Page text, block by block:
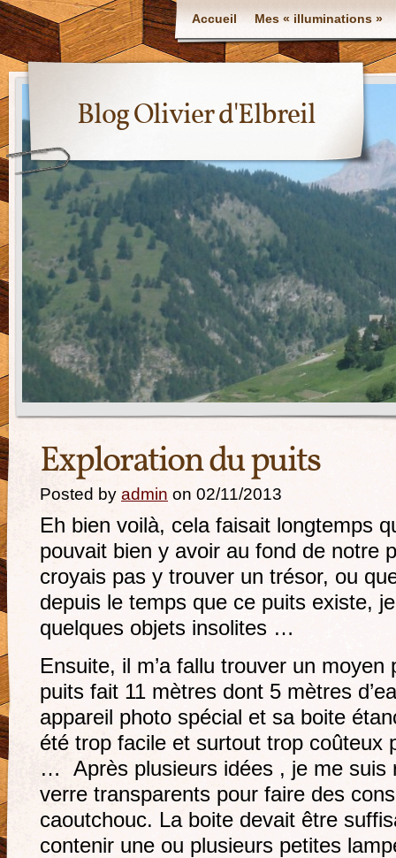
Accueil Mes « illuminations »
Blog Olivier d'Elbreil
Exploration du puits
Posted by admin on 02/11/2013
Eh bien voilà, cela faisait longtemps
pouvait bien y avoir au fond de notre
croyais pas y trouver un trésor, ou
depuis le temps que ce puits existe,
quelques objets insolites …
Ensuite, il m’a fallu trouver un moyen
puits fait 11 mètres dont 5 mètres
appareil photo spécial et sa boite
été trop facile et surtout trop coûteux
… Après plusieurs idées , je me suis
verre transparents pour faire des
caoutchouc. La boite devait être
contenir une ou plusieurs petites